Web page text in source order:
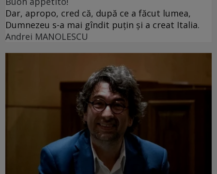
Dar, apropo, cred că, după ce a făcut lumea,
Dumnezeu s-a mai gîndit puțin și a creat Italia.
Andrei MANOLESCU